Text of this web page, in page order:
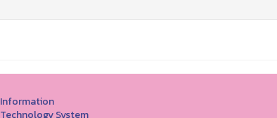
Information
Technology System